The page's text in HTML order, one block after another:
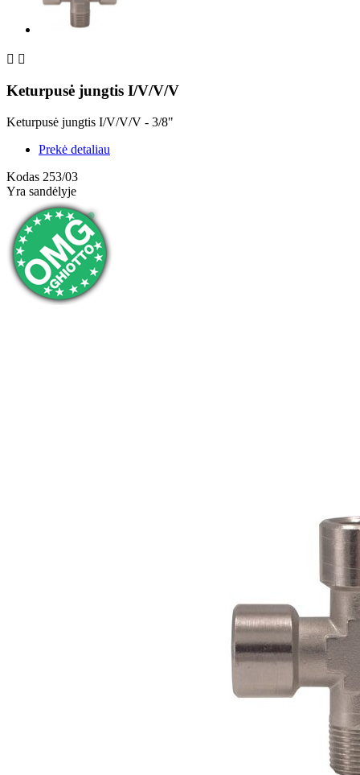
 
Keturpusė jungtis I/V/V/V
Keturpusė jungtis I/V/V/V - 3/8"
Prekė detaliau
Kodas 253/03
Yra sandėlyje